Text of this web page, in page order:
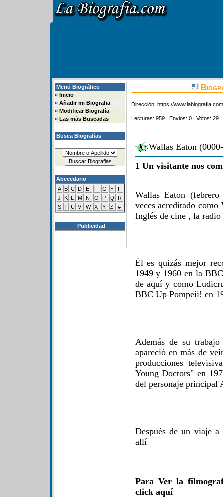
Menú Biográfico
» Inicio
» Añadir mi Biografia
» Modificar Biografía
» Las más Buscadas
Busca Biografías
Abecedario
A B C D E F G H
I
J
K L M N O P Q
R
S T U V W X Y Z #
Publicidad
Dirección: https://
Lecturas: 959 : Envios: 0 : Votos: 29
Wallas Eaton
1 Un visitante nos
Wallas Eaton
veces acreditado
Inglés de cine , la
Él es quizás mejor
1949 y 1960 en la
de aquí y como
BBC Up Pompeii! en
Además de su
apareció en más de
producciones
Young Doctors" en
del personaje principal
Después de un viaje
allí
Para Ver la
click aquí